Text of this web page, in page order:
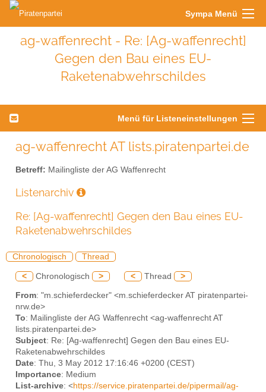
Sympa Menü
ag-waffenrecht - Re: [Ag-waffenrecht]
Gegen den Bau eines EU-
Raketenabwehrschildes
Menü für Listeneinstellungen
ag-waffenrecht AT lists.piratenpartei.de
Betreff: Mailingliste der AG Waffenrecht
Listenarchiv
Re: [Ag-waffenrecht] Gegen den Bau eines EU-
Raketenabwehrschildes
Chronologisch Thread
< Chronologisch > < Thread >
From: "m.schieferdecker" <m.schieferdecker AT piratenpartei-
nrw.de>
To: Mailingliste der AG Waffenrecht <ag-waffenrecht AT
lists.piratenpartei.de>
Subject: Re: [Ag-waffenrecht] Gegen den Bau eines EU-
Raketenabwehrschildes
Date: Thu, 3 May 2012 17:16:46 +0200 (CEST)
Importance: Medium
List-archive: <https://service.piratenpartei.de/pipermail/ag-